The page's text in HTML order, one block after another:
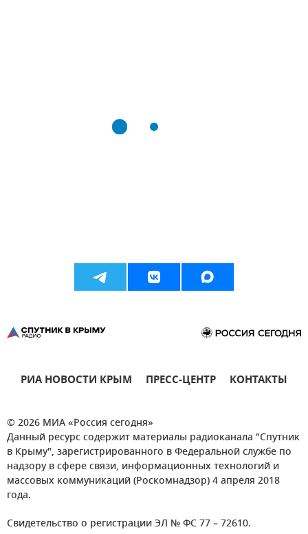
РИА НОВОСТИ КРЫМ ПРЕСС-ЦЕНТР КОНТАКТЫ
© 2026 МИА «Россия сегодня»
Данный ресурс содержит материалы радиоканала "Спутник
в Крыму", зарегистрированного в Федеральной службе по
надзору в сфере связи, информационных технологий и
массовых коммуникаций (Роскомнадзор) 4 апреля 2018
года.
Свидетельство о регистрации ЭЛ № ФС 77 – 72610.